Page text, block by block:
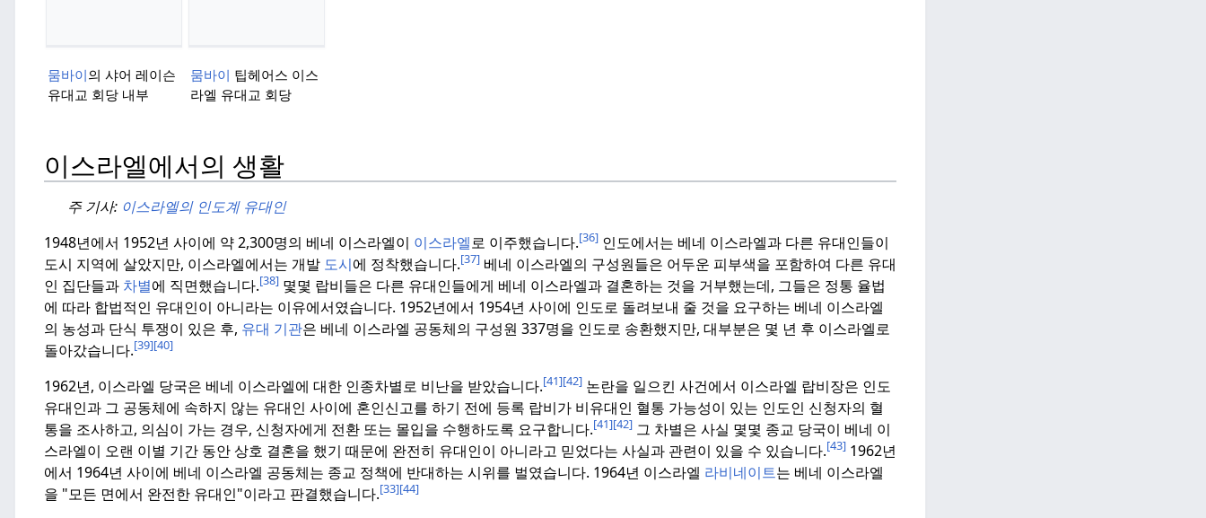
뭄바이의 샤어 레이슨
유대교 회당 내부
뭄바이 팁헤어스 이스
라엘 유대교 회당
이스라엘에서의 생활
주 기사: 이스라엘의 인도계 유대인
1948년에서 1952년 사이에 약 2,300명의 베네 이스라엘이 이스라엘로 이주했습니다.[36] 인도에서는 베네 이스라엘과 다른 유대인들이
도시 지역에 살았지만, 이스라엘에서는 개발 도시에 정착했습니다.[37] 베네 이스라엘의 구성원들은 어두운 피부색을 포함하여 다른 유대
인 집단들과 차별에 직면했습니다.[38] 몇몇 랍비들은 다른 유대인들에게 베네 이스라엘과 결혼하는 것을 거부했는데, 그들은 정통 율법
에 따라 합법적인 유대인이 아니라는 이유에서였습니다. 1952년에서 1954년 사이에 인도로 돌려보내 줄 것을 요구하는 베네 이스라엘
의 농성과 단식 투쟁이 있은 후, 유대 기관은 베네 이스라엘 공동체의 구성원 337명을 인도로 송환했지만, 대부분은 몇 년 후 이스라엘로
돌아갔습니다.[39][40]
1962년, 이스라엘 당국은 베네 이스라엘에 대한 인종차별로 비난을 받았습니다.[41][42] 논란을 일으킨 사건에서 이스라엘 랍비장은 인도
유대인과 그 공동체에 속하지 않는 유대인 사이에 혼인신고를 하기 전에 등록 랍비가 비유대인 혈통 가능성이 있는 인도인 신청자의 혈
통을 조사하고, 의심이 가는 경우, 신청자에게 전환 또는 몰입을 수행하도록 요구합니다.[41][42] 그 차별은 사실 몇몇 종교 당국이 베네 이
스라엘이 오랜 이별 기간 동안 상호 결혼을 했기 때문에 완전히 유대인이 아니라고 믿었다는 사실과 관련이 있을 수 있습니다.[43] 1962년
에서 1964년 사이에 베네 이스라엘 공동체는 종교 정책에 반대하는 시위를 벌였습니다. 1964년 이스라엘 라비네이트는 베네 이스라엘
을 "모든 면에서 완전한 유대인"이라고 판결했습니다.[33][44]